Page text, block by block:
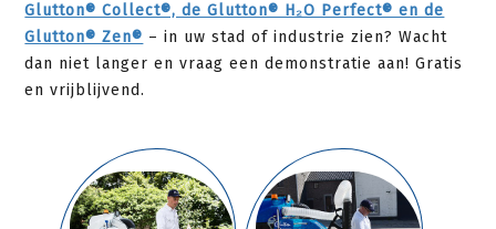
Glutton® Collect®, de Glutton® H₂O Perfect® en de
Glutton® Zen® – in uw stad of industrie zien? Wacht
dan niet langer en vraag een demonstratie aan! Gratis
en vrijblijvend.